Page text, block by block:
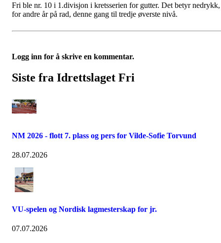
Fri ble nr. 10 i 1.divisjon i kretsserien for gutter. Det betyr nedrykk,
for andre år på rad, denne gang til tredje øverste nivå.
Logg inn for å skrive en kommentar.
Siste fra Idrettslaget Fri
NM 2026 - flott 7. plass og pers for Vilde-Sofie Torvund
28.07.2026
VU-spelen og Nordisk lagmesterskap for jr.
07.07.2026